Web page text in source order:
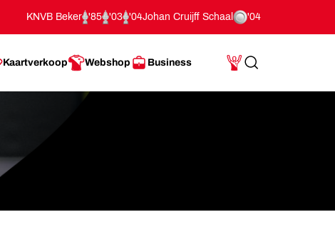
KNVB Beker '85 '03 '04Johan Cruijff Schaal '04
Kaartverkoop Webshop Business
Mijn Account
Search